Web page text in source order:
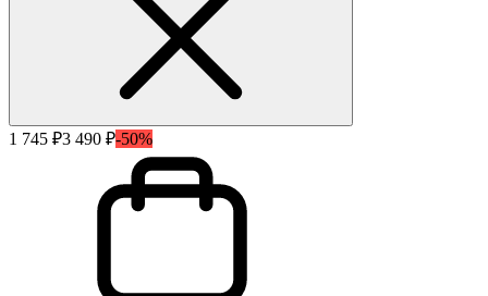
1 745 ₽3 490 ₽-50%